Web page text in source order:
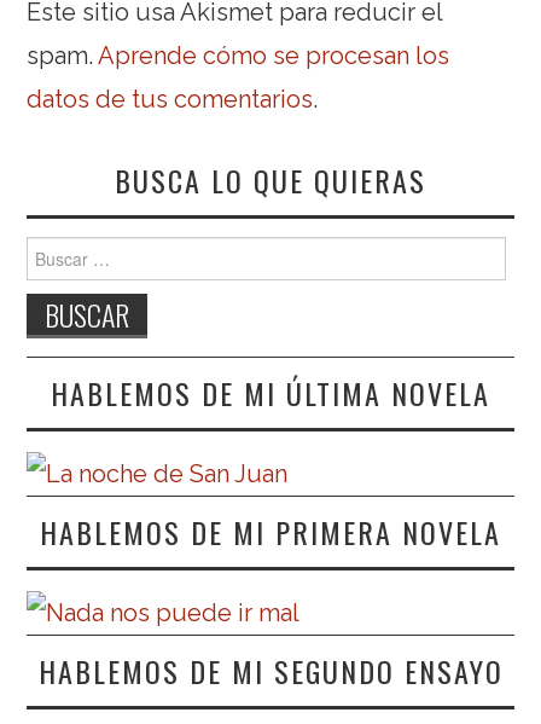
Este sitio usa Akismet para reducir el
spam.Aprende cómo se procesan los
datos de tus comentarios.
BUSCA LO QUE QUIERAS
Buscar:
HABLEMOS DE MI ÚLTIMA NOVELA
HABLEMOS DE MI PRIMERA NOVELA
HABLEMOS DE MI SEGUNDO ENSAYO